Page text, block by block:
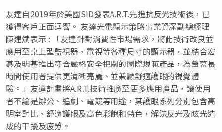
友達自2019年於美國SID發表A.R.T.先進抗反光技術後，已
獲得客戶正面迴響。 友達光電顯示策略事業資深副總經理
陳建斌表示 : 「友達針對消費性市場需求，將此技術改良並
應用至桌上型監視器、電視等各種尺寸的顯示器，並結合宏
碁及明基推出符合嚴格安全把關的國際規範產品，為螢幕長
時間使用者提供更清晰亮麗、並兼顧舒適護眼的視覺體
驗。」友達計畫將A.R.T.技術推廣至更多應用產品，讓使用
者不論是辦公、追劇、電競等用途，其護眼系列分別包含高
明室對比、舒適護眼及高色彩飽和特色，解決反光及眩光造
成的干擾及疲勞。